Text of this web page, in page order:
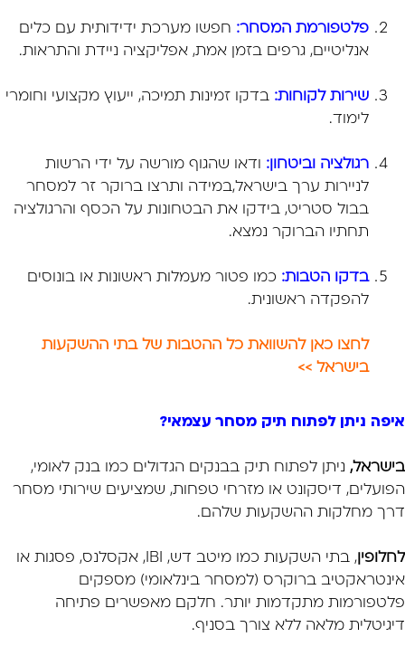
פלטפורמת המסחר: חפשו מערכת ידידותית עם כלים
אנליטיים, גרפים בזמן אמת, אפליקציה ניידת והתראות.
שירות לקוחות: בדקו זמינות תמיכה, ייעוץ מקצועי וחומרי
לימוד.
רגולציה וביטחון: ודאו שהגוף מורשה על ידי הרשות
לניירות ערך בישראל,במידה ותרצו ברוקר זר למסחר
בבול סטריט, בידקו את הבטחונות על הכסף והרגולציה
תחתיו הברוקר נמצא.
בדקו הטבות: כמו פטור מעמלות ראשונות או בונוסים
להפקדה ראשונית.
לחצו כאן להשוואת כל ההטבות של בתי ההשקעות
בישראל >>
איפה ניתן לפתוח תיק מסחר עצמאי?
בישראל, ניתן לפתוח תיק בבנקים הגדולים כמו בנק לאומי,
הפועלים, דיסקונט או מזרחי טפחות, שמציעים שירותי מסחר
דרך מחלקות ההשקעות שלהם.
לחלופין
, בתי השקעות כמו מיטב דש, IBI, אקסלנס, פסגות או
אינטראקטיב ברוקרס (למסחר בינלאומי) מספקים
פלטפורמות מתקדמות יותר. חלקם מאפשרים פתיחה
דיגיטלית מלאה ללא צורך בסניף.